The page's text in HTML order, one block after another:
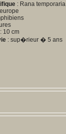
: Rana temporaria
10 cm
: sup�rieur � 5 ans